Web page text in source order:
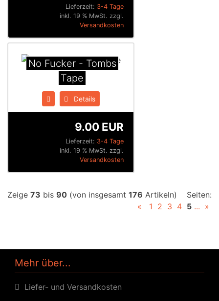
Lieferzeit: 3-4 Tage
inkl. 19 % MwSt. zzgl.
Versandkosten
No Fucker - Tombs
Tape
Details
Lieferzeit: 3-4 Tage
9.00 EUR
inkl. 19 % MwSt. zzgl.
Versandkosten
Zeige 73 bis 90 (von insgesamt 176 Artikeln)
Seiten:
«
1 2 3 4 5 ... »
Mehr über...
Liefer- und Versandkosten